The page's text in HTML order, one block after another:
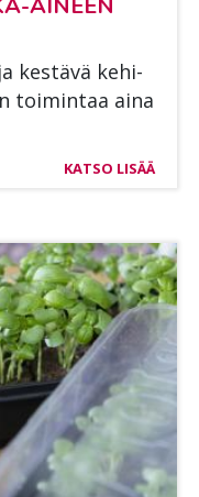
kes­tä­vä ke­hi­
toi­min­taa aina
KATSO LISÄÄ